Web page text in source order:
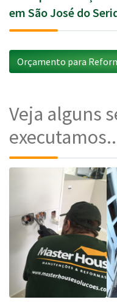
em São José do
Orçamento para
Veja alguns